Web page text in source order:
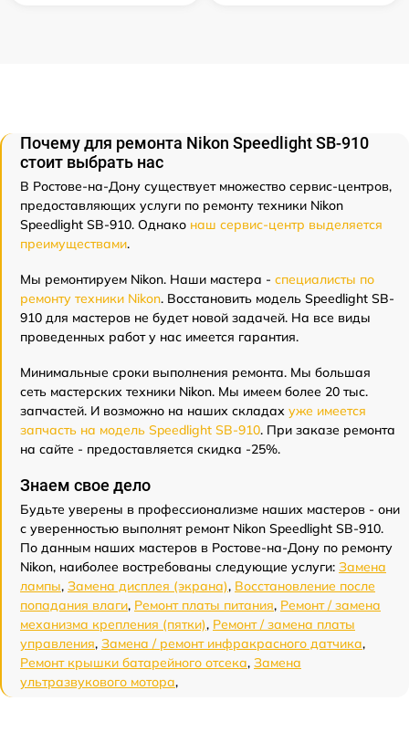
Почему для ремонта Nikon Speedlight SB-910
стоит выбрать нас
В Ростове-на-Дону существует множество сервис-центров,
предоставляющих услуги по ремонту техники Nikon
Speedlight SB-910. Однако наш сервис-центр выделяется
преимуществами.
Мы ремонтируем Nikon. Наши мастера - специалисты по
ремонту техники Nikon. Восстановить модель Speedlight SB-
910 для мастеров не будет новой задачей. На все виды
проведенных работ у нас имеется гарантия.
Минимальные сроки выполнения ремонта. Мы большая
сеть мастерских техники Nikon. Мы имеем более 20 тыс.
запчастей. И возможно на наших складах уже имеется
запчасть на модель Speedlight SB-910. При заказе ремонта
на сайте - предоставляется скидка -25%.
Знаем свое дело
Будьте уверены в профессионализме наших мастеров - они
с уверенностью выполнят ремонт Nikon Speedlight SB-910.
По данным наших мастеров в Ростове-на-Дону по ремонту
Nikon, наиболее востребованы следующие услуги: Замена
лампы, Замена дисплея (экрана), Восстановление после
попадания влаги, Ремонт платы питания, Ремонт / замена
механизма крепления (пятки), Ремонт / замена платы
управления, Замена / ремонт инфракрасного датчика,
Ремонт крышки батарейного отсека, Замена
ультразвукового мотора,